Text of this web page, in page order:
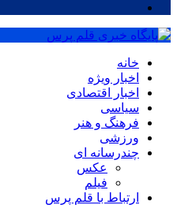
خانه
اخبار ویژه
اخبار اقتصادی
سیاسی
فرهنگ و هنر
ورزشی
چندرسانه ای
عکس
فیلم
ارتباط با قلم پرس